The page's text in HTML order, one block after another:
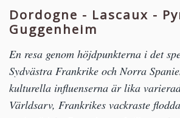
Dordogne - Lascaux -
Guggenheim
En resa genom höjdpunkterna i det
Sydvästra Frankrike och Norra
kulturella influenserna är lika
Världsarv, Frankrikes vackraste